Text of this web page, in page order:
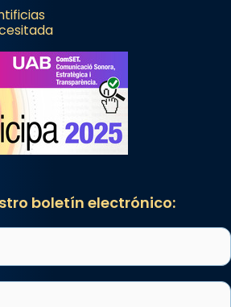
boletín electrónico: